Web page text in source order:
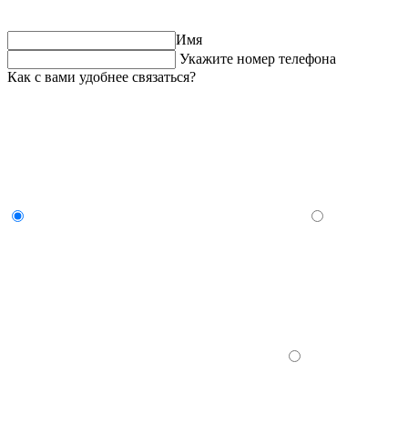
Имя
Укажите номер телефона
Как с вами удобнее связаться?